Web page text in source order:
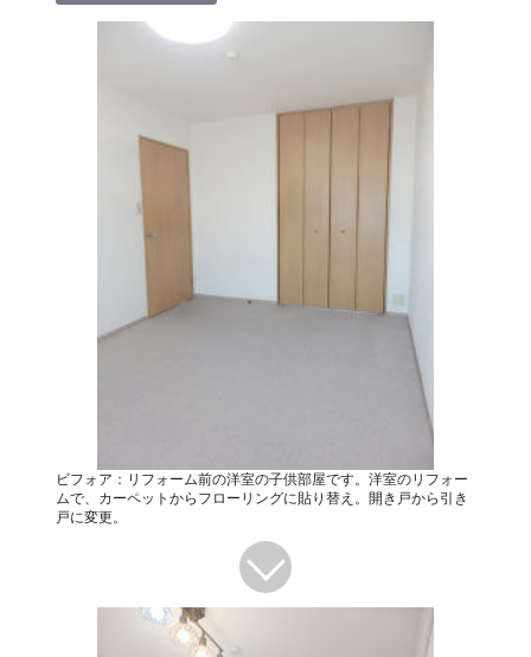
ビフォア：リフォーム前の洋室の子供部屋です。洋室のリフォー
ムで、カーペットからフローリングに貼り替え。開き戸から引き
戸に変更。